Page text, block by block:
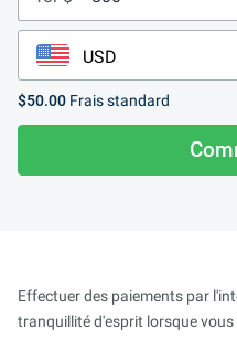
$50.00 Frais standard
Effectuer des paiements par
tranquillité d'esprit lorsque